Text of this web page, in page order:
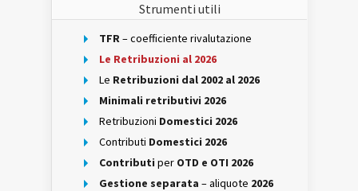
Strumenti utili
TFR– coefficiente rivalutazione
Le Retribuzioni al 2026
Le Retribuzioni dal 2002 al 2026
Minimali retributivi 2026
Retribuzioni Domestici 2026
Contributi Domestici 2026
Contributi per OTD e OTI 2026
Gestione separata – aliquote 2026